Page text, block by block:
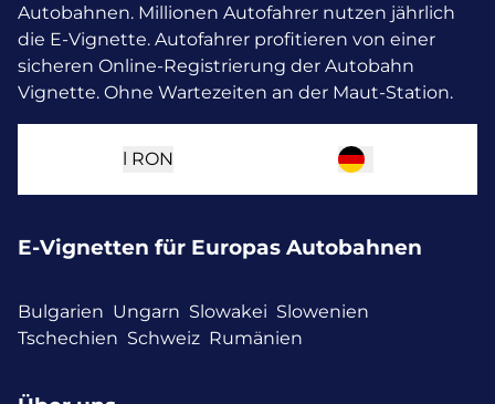
Autobahnen. Millionen Autofahrer nutzen jährlich
die E-Vignette. Autofahrer profitieren von einer
sicheren Online-Registrierung der Autobahn
Vignette. Ohne Wartezeiten an der Maut-Station.
l RON
E-Vignetten für Europas Autobahnen
Bulgarien Ungarn Slowakei Slowenien
Tschechien Schweiz Rumänien